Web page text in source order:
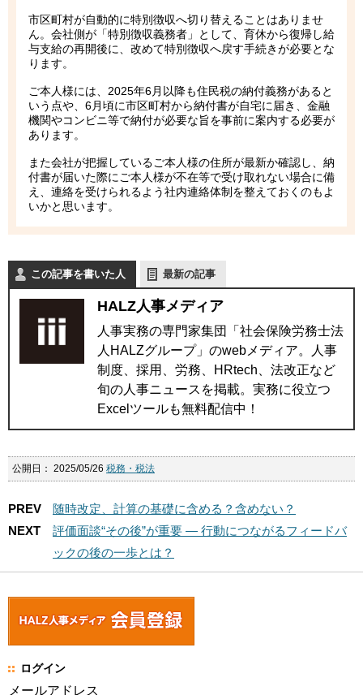
市区町村が自動的に特別徴収へ切り替えることはありませ
ん。会社側が「特別徴収義務者」として、育休から復帰し給
与支給の再開後に、改めて特別徴収へ戻す手続きが必要とな
ります。
ご本人様には、2025年6月以降も住民税の納付義務があると
いう点や、6月頃に市区町村から納付書が自宅に届き、金融
機関やコンビニ等で納付が必要な旨を事前に案内する必要が
あります。
また会社が把握しているご本人様の住所が最新か確認し、納
付書が届いた際にご本人様が不在等で受け取れない場合に備
え、連絡を受けられるよう社内連絡体制を整えておくのもよ
いかと思います。
この記事を書いた人 最新の記事
HALZ人事メディア
人事実務の専門家集団「社会保険労務士法
人HALZグループ」のwebメディア。人事
制度、採用、労務、HRtech、法改正など
旬の人事ニュースを掲載。実務に役立つ
Excelツールも無料配信中！
公開日： 2025/05/26 税務・税法
PREV
随時改定、計算の基礎に含める？含めない？
NEXT
評価面談“その後”が重要 ― 行動につながるフィードバ
ックの後の一歩とは？
ログイン
メールアドレス